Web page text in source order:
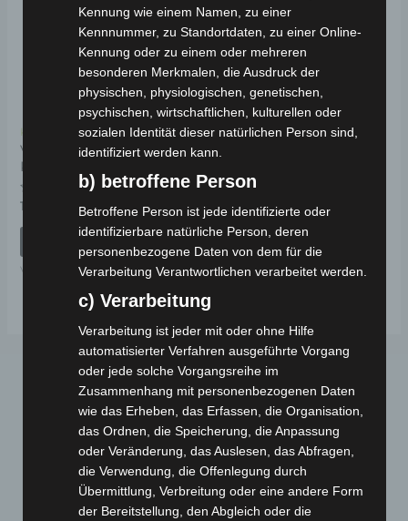
Kostenloser Versand
VSX ANZEIGE
KUNSTSTOFF
Bewertet
0
19,00
IN DEN WARENKORB
VSX
Webseite
Kennung wie einem Namen, zu einer
Kennnummer, zu Standortdaten, zu einer Online-
Kennung oder zu einem oder mehreren
besonderen Merkmalen, die Ausdruck der
physischen, physiologischen, genetischen,
psychischen, wirtschaftlichen, kulturellen oder
sozialen Identität dieser natürlichen Person sind,
identifiziert werden kann.
b) betroffene Person
Betroffene Person ist jede identifizierte oder
identifizierbare natürliche Person, deren
personenbezogene Daten von dem für die
Verarbeitung Verantwortlichen verarbeitet werden.
c) Verarbeitung
Verarbeitung ist jeder mit oder ohne Hilfe
automatisierter Verfahren ausgeführte Vorgang
oder jede solche Vorgangsreihe im
Zusammenhang mit personenbezogenen Daten
wie das Erheben, das Erfassen, die Organisation,
das Ordnen, die Speicherung, die Anpassung
oder Veränderung, das Auslesen, das Abfragen,
die Verwendung, die Offenlegung durch
Übermittlung, Verbreitung oder eine andere Form
der Bereitstellung, den Abgleich oder die